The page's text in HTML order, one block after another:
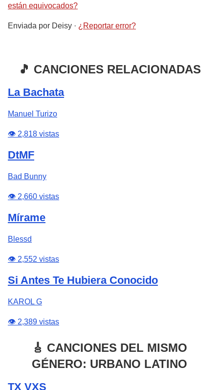
están equivocados?
Enviada por Deisy · ¿Reportar error?
🎵 CANCIONES RELACIONADAS
La Bachata
Manuel Turizo
👁️ 2,818 vistas
DtMF
Bad Bunny
👁️ 2,660 vistas
Mírame
Blessd
👁️ 2,552 vistas
Si Antes Te Hubiera Conocido
KAROL G
👁️ 2,389 vistas
🎸 CANCIONES DEL MISMO
GÉNERO: URBANO LATINO
TX VXS